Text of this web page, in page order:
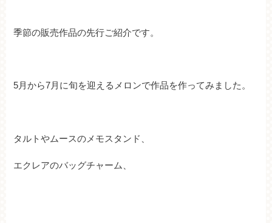
季節の販売作品の先行ご紹介です。
5月から7月に旬を迎えるメロンで作品を作ってみました。
タルトやムースのメモスタンド、
エクレアのバッグチャーム、